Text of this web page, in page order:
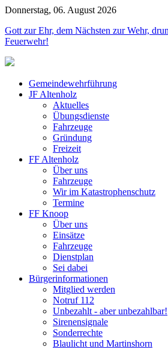
Donnerstag, 06. August 2026
Gott zur Ehr, dem Nächsten zur Wehr,
Feuerwehr!
Gemeindewehrführung
JF Altenholz
Aktuelles
Übungsdienste
Fahrzeuge
Gründung
Freizeit
FF Altenholz
Über uns
Fahrzeuge
Wir im Katastrophenschutz
Termine
FF Knoop
Über uns
Einsätze
Fahrzeuge
Dienstplan
Sei dabei
Bürgerinformationen
Mitglied werden
Notruf 112
Unbezahlt - aber unbezahlbar!
Sirenensignale
Sonderrechte
Blaulicht und Martinshorn
Jahr
Monat
Jahr
Monat